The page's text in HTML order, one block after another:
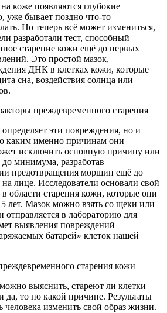
коже появляются глубокие
бывает поздно что-то
Но теперь всё может измениться,
разработали тест, способный
старение кожи ещё до первых
Это простой мазок,
ДНК в клетках кожи, которые
сна, воздействия солнца или
преждевременного старения
эти повреждения, но и
каким именно причинам они
исключить основную причину или
минимума, разработав
предотвращения морщин ещё до
на лице. Исследователи основали свой
в области старения кожи, которые они
лет. Мазок можно взять со щеки или
отправляется в лабораторию для
выявления повреждений
батарей» клеток нашей
старения кожи
выяснить, стареют ли клетки
да, то по какой причине. Результаты
человека изменить свой образ жизни.